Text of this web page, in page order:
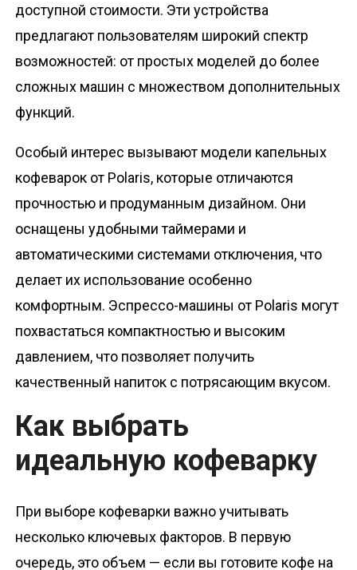
доступной стоимости. Эти устройства
предлагают пользователям широкий спектр
возможностей: от простых моделей до более
сложных машин с множеством дополнительных
функций.
Особый интерес вызывают модели капельных
кофеварок от Polaris, которые отличаются
прочностью и продуманным дизайном. Они
оснащены удобными таймерами и
автоматическими системами отключения, что
делает их использование особенно
комфортным. Эспрессо-машины от Polaris могут
похвастаться компактностью и высоким
давлением, что позволяет получить
качественный напиток с потрясающим вкусом.
Как выбрать
идеальную кофеварку
При выборе кофеварки важно учитывать
несколько ключевых факторов. В первую
очередь, это объем — если вы готовите кофе на